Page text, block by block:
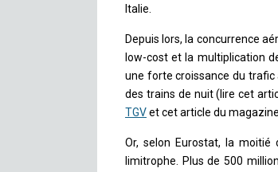
Italie.
Depuis lors, la concurrence
low-cost et la multiplication
une forte croissance du trafic
des trains de nuit (lire cet
TGVet cet article du
Or, selon Eurostat, la
limitrophe. Plus de 500